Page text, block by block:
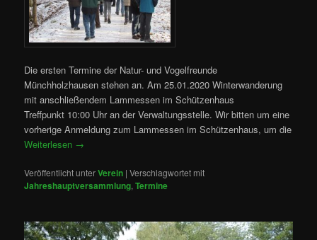
Die ersten Termine der Natur- und Vogelfreunde
Münchholzhausen stehen an. Am 25.01.2020 Winterwanderung
mit anschließendem Lammessen im Schützenhaus
Treffpunkt 10:00 Uhr an der Verwaltungsstelle. Wir bitten um eine
vorherige Anmeldung zum Lammessen im Schützenhaus, um die
Weiterlesen →
Veröffentlicht unterVerein |Verschlagwortet mit
Jahreshauptversammlung,Termine